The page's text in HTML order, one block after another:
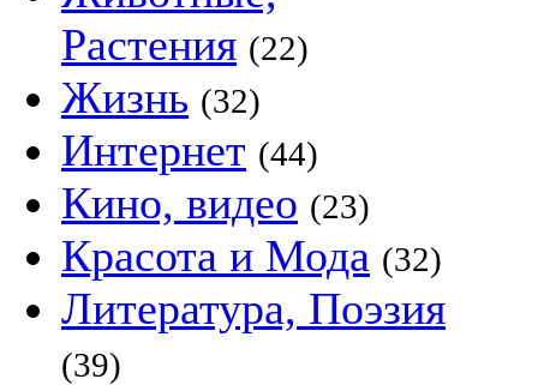
Растения (22)
Жизнь (32)
Интернет (44)
Кино, видео (23)
Красота и Мода (32)
Литература, Поэзия
(39)